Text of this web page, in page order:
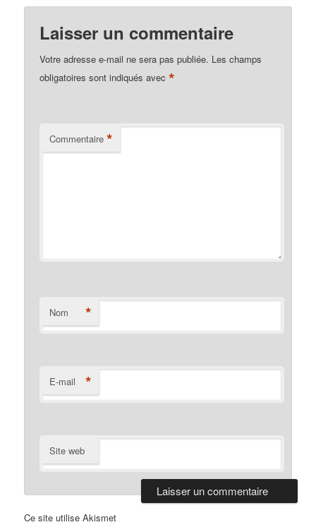
Laisser un commentaire
Votre adresse e-mail ne sera pas publiée. Les champs
obligatoires sont indiqués avec*
Commentaire *
Nom *
E-mail *
Site web
Ce site utilise Akismet